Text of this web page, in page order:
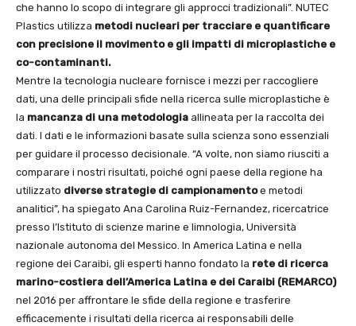
che hanno lo scopo di integrare gli approcci tradizionali”. NUTEC
Plastics utilizza metodi nucleari per tracciare e quantificare
con precisione il movimento e gli impatti di microplastiche e
co-contaminanti.
Mentre la tecnologia nucleare fornisce i mezzi per raccogliere
dati, una delle principali sfide nella ricerca sulle microplastiche è
la mancanza di una metodologia allineata per la raccolta dei
dati. I dati e le informazioni basate sulla scienza sono essenziali
per guidare il processo decisionale. “A volte, non siamo riusciti a
comparare i nostri risultati, poiché ogni paese della regione ha
utilizzato diverse strategie di campionamentoe metodi
analitici”, ha spiegato Ana Carolina Ruiz-Fernandez, ricercatrice
presso l’Istituto di scienze marine e limnologia, Università
nazionale autonoma del Messico. In America Latina e nella
regione dei Caraibi, gli esperti hanno fondato la rete di ricerca
marino-costiera dell’America Latina e dei Caraibi (REMARCO)
nel 2016 per affrontare le sfide della regione e trasferire
efficacemente i risultati della ricerca ai responsabili delle